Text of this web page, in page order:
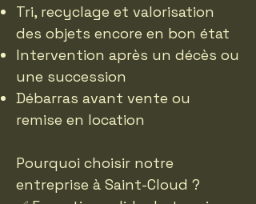
Tri, recyclage et valorisation
des objets encore en bon état
Intervention après un décès ou
une succession
Débarras avant vente ou
remise en location
Pourquoi choisir notre
entreprise à Saint-Cloud ?